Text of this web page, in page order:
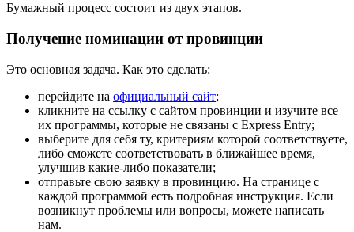
Бумажный процесс состоит из двух этапов.
Получение номинации от провинции
Это основная задача. Как это сделать:
перейдите на официальный сайт;
кликните на ссылку с сайтом провинции и изучите все
их программы, которые не связаны с Express Entry;
выберите для себя ту, критериям которой соответствуете,
либо сможете соответствовать в ближайшее время,
улучшив какие-либо показатели;
отправьте свою заявку в провинцию. На странице с
каждой программой есть подробная инструкция. Если
возникнут проблемы или вопросы, можете написать
нам.